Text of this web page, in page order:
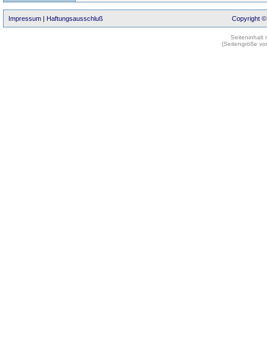
Impressum | Haftungsausschluß Copyright ©
Seiteninhalt
(Seitengröße